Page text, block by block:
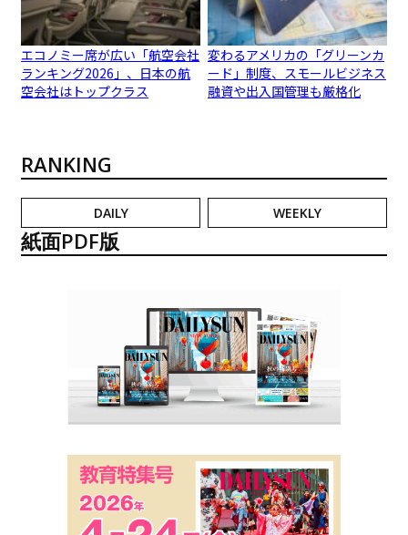
エコノミー席が広い「航空会社
ランキング2026」、日本の航
空会社はトップクラス
変わるアメリカの「グリーンカ
ード」制度、スモールビジネス
融資や出入国管理も厳格化
RANKING
DAILY WEEKLY
紙面PDF版